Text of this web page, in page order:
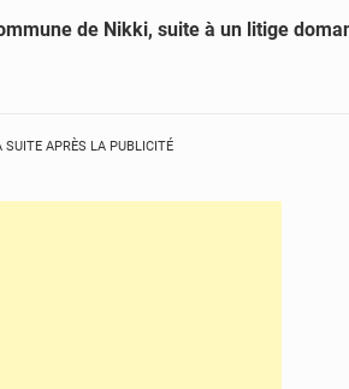
de Nikki, suite à un litige
SUITE APRÈS LA PUBLICITÉ